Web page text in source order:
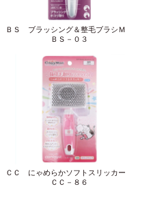
ＢＳ ブラッシング＆整毛ブラシＭ
ＢＳ－０３
ＣＣ にゃめらかソフトスリッカー
ＣＣ－８６